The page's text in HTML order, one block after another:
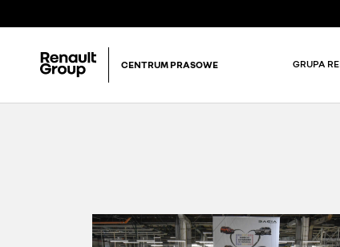
CENTRUM PRASOWE GRUPA